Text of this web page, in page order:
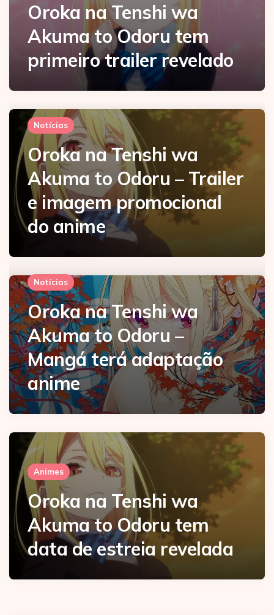
Oroka na Tenshi wa
Akuma to Odoru tem
primeiro trailer revelado
Notícias
Oroka na Tenshi wa
Akuma to Odoru – Trailer
e imagem promocional
do anime
Notícias
Oroka na Tenshi wa
Akuma to Odoru –
Mangá terá adaptação
anime
Animes
Oroka na Tenshi wa
Akuma to Odoru tem
data de estreia revelada